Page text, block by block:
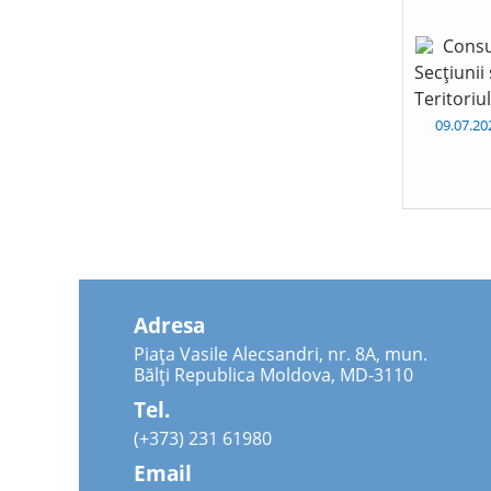
Secțiunii
Adresa
Piața Vasile Alecsandri, nr. 8A, mun.
Bălți Republica Moldova, MD-3110
Tel.
(+373) 231 61980
Email